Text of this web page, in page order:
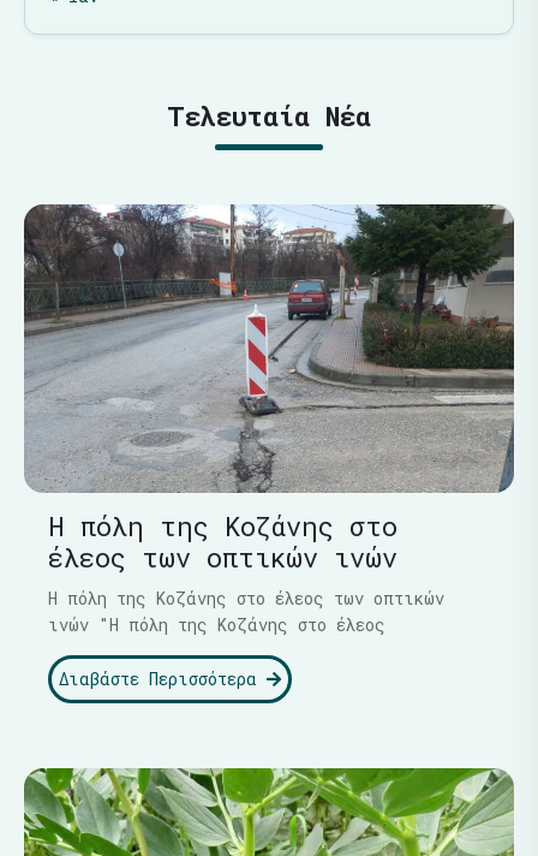
Τελευταία Νέα
Η πόλη της Κοζάνης στο
έλεος των οπτικών ινών
Η πόλη της Κοζάνης στο έλεος των οπτικών
ινών "Η πόλη της Κοζάνης στο έλεος
Διαβάστε Περισσότερα